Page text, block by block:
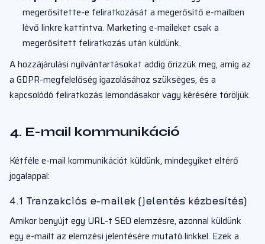
megerősítette-e feliratkozását a megerősítő e-mailben
lévő linkre kattintva. Marketing e-maileket csak a
megerősített feliratkozás után küldünk.
A hozzájárulási nyilvántartásokat addig őrizzük meg, amíg az
a GDPR-megfelelőség igazolásához szükséges, és a
kapcsolódó feliratkozás lemondásakor vagy kérésére töröljük.
4. E-mail kommunikáció
Kétféle e-mail kommunikációt küldünk, mindegyiket eltérő
jogalappal:
4.1 Tranzakciós e-mailek (jelentés kézbesítés)
Amikor benyújt egy URL-t SEO elemzésre, azonnal küldünk
egy e-mailt az elemzési jelentésére mutató linkkel. Ezek a